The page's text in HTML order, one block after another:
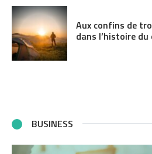
Aux confins de
dans l’histoire
BUSINESS